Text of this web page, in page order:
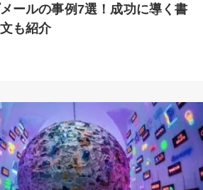
ールの事例7選！成功に導く書
も紹介